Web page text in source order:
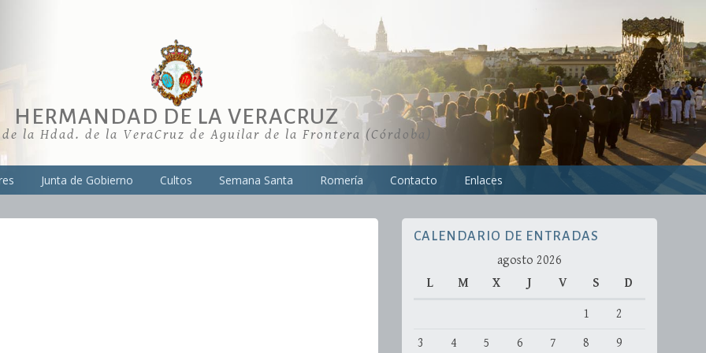
HERMANDAD DE LA VERACRUZ
la Hdad. de la VeraCruz de Aguilar de la Frontera (Córdoba)
Junta de Gobierno Cultos Semana Santa Romería Contacto Enlaces
CALENDARIO DE ENTRADAS
agosto 2026
L
M X J V S D
1
2
3
4 5 6 7 8
9